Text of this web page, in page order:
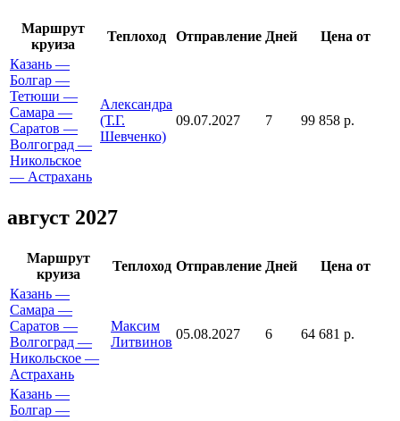
Маршрут
круиза
Теплоход Отправление Дней
Цена от
Казань —
Болгар —
Тетюши —
Самара —
Саратов —
Волгоград —
Никольское
— Астрахань
Александра
(Т.Г.
Шевченко)
09.07.2027 7 99 858 р.
август 2027
Маршрут
круиза
Теплоход Отправление Дней
Цена от
Казань —
Самара —
Саратов —
Волгоград —
Никольское —
Астрахань
Максим
Литвинов
05.08.2027 6 64 681 р.
Казань —
Болгар —